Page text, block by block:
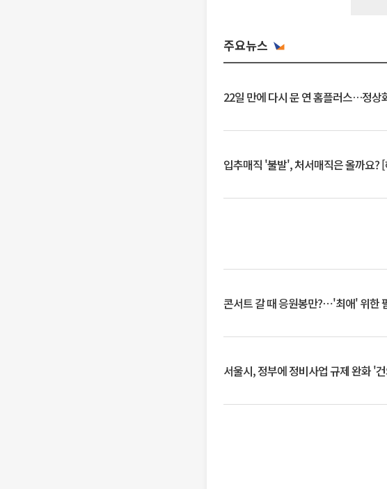
주요뉴스
22일 만에 다시 문 연 홈플러스…정상
입추매직 '불발', 처서매직은 올까요?
콘서트 갈 때 응원봉만?⋯'최애' 위한
서울시, 정부에 정비사업 규제 완화